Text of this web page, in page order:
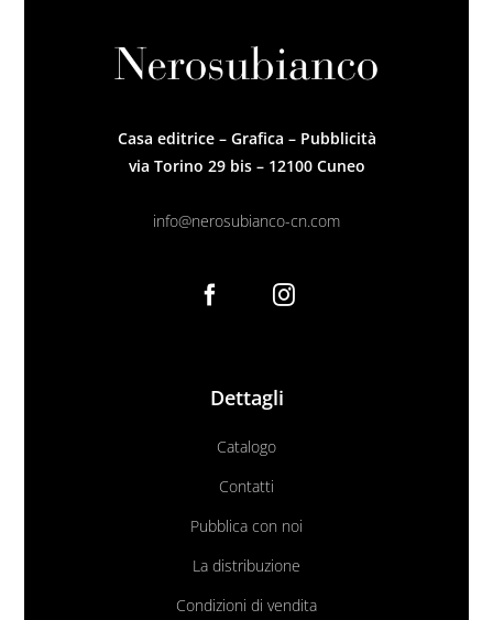
Casa editrice – Grafica – Pubblicità
via Torino 29 bis – 12100 Cuneo
info@nerosubianco-cn.com
Dettagli
Catalogo
Contatti
Pubblica con noi
La distribuzione
Condizioni di vendita